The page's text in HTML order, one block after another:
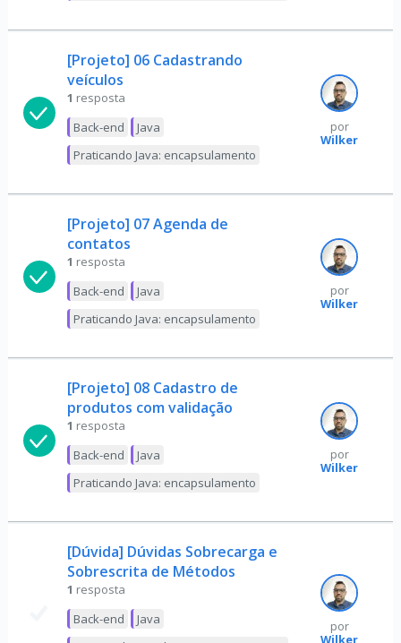
[Projeto] 06 Cadastrando
veículos
1 resposta
Back-end
Java
Praticando Java: encapsulamento
por
Wilker
[Projeto] 07 Agenda de
contatos
1 resposta
Back-end
Java
Praticando Java: encapsulamento
por
Wilker
[Projeto] 08 Cadastro de
produtos com validação
1 resposta
Back-end
Java
Praticando Java: encapsulamento
por
Wilker
[Dúvida] Dúvidas Sobrecarga e
Sobrescrita de Métodos
1 resposta
Back-end
Java
por
Wilker